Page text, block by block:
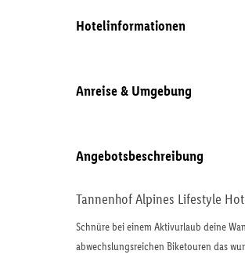
Hotelinformationen
Anreise & Umgebung
Angebotsbeschreibung
Tannenhof Alpines Lifestyle
Schnüre bei einem Aktivurlaub deine
abwechslungsreichen Biketouren das